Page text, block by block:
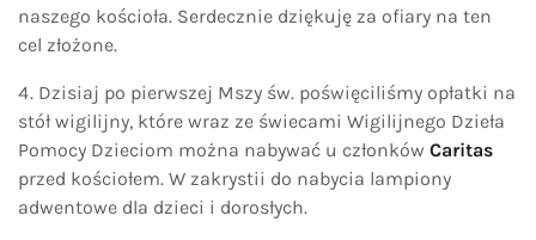
naszego kościoła. Serdecznie dziękuję za ofiary na ten
cel złożone.
Dzisiaj po pierwszej Mszy św. poświęciliśmy opłatki na
stół wigilijny, które wraz ze świecami Wigilijnego Dzieła
Pomocy Dzieciom można nabywać u członków Caritas
przed kościołem. W zakrystii do nabycia lampiony
adwentowe dla dzieci i dorosłych.